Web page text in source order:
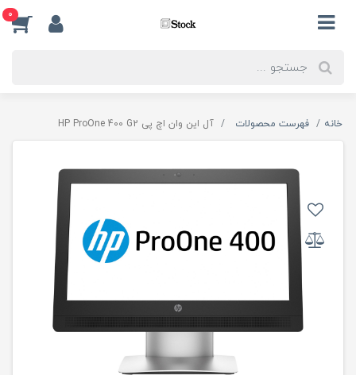
0
خانه فهرست محصولات آل این وان اچ پی HP ProOne 400 G2